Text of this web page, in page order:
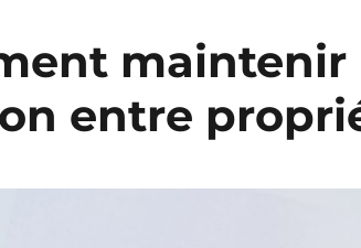
maintenir
entre